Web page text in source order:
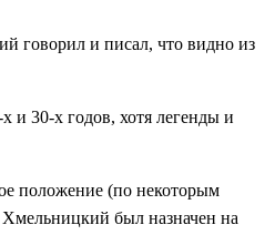
говорил и писал, что видно из
и 30-х годов, хотя легенды и
положение (по некоторым
Хмельницкий был назначен на